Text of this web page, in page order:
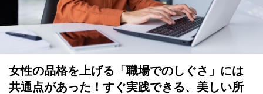
女性の品格を上げる「職場でのしぐさ」には
共通点があった！すぐ実践できる、美しい所